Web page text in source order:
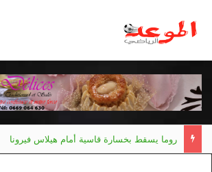
روما يسقط بخسارة قاسية أمام هيلاس فيرونا